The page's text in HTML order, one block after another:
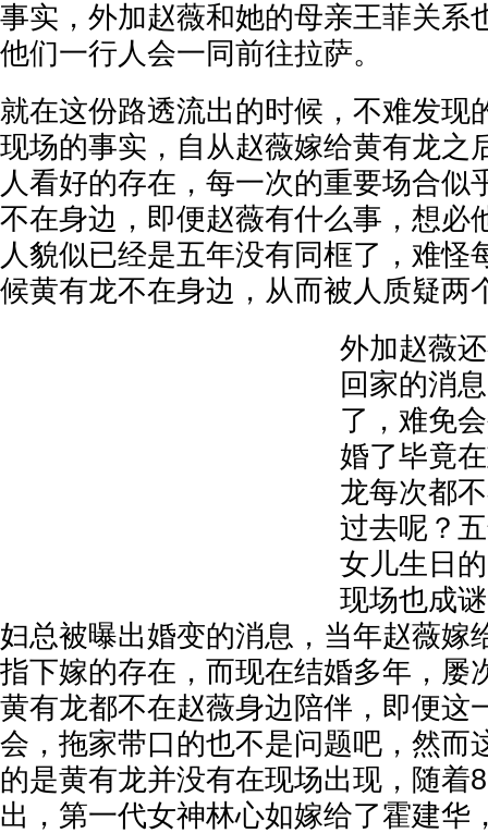
事实，外加赵薇和她的母亲王菲关系
他们一行人会一同前往拉萨。
就在这份路透流出的时候，不难发现
现场的事实，自从赵薇嫁给黄有龙之
人看好的存在，每一次的重要场合似
不在身边，即便赵薇有什么事，想必
人貌似已经是五年没有同框了，难怪
候黄有龙不在身边，从而被人质疑两
外加赵薇
回家的消
了，难免
婚了毕竟
龙每次都
过去呢？
女儿生日
现场也成
妇总被曝出婚变的消息，当年赵薇嫁
指下嫁的存在，而现在结婚多年，屡
黄有龙都不在赵薇身边陪伴，即便这
会，拖家带口的也不是问题吧，然而
的是黄有龙并没有在现场出现，随着
出，第一代女神林心如嫁给了霍建华